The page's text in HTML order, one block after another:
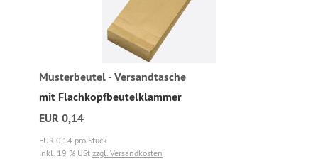
Musterbeutel - Versandtasche
mit Flachkopfbeutelklammer
EUR 0,14
EUR 0,14 pro Stück
inkl. 19 % USt zzgl. Versandkosten